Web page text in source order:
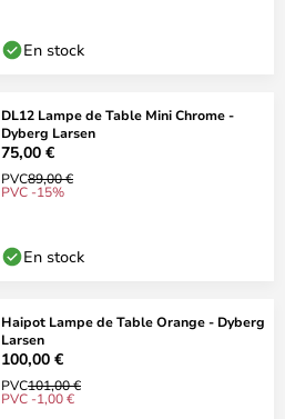
En stock
DL12 Lampe de Table Mini Chrome -
Dyberg Larsen
75,00 €
PVC89,00 €
PVC -15%
En stock
Haipot Lampe de Table Orange - Dyberg
Larsen
100,00 €
PVC101,00 €
PVC -1,00 €